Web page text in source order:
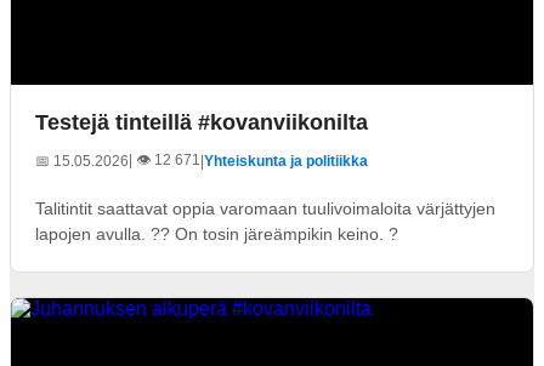
Testejä tinteillä #kovanviikonilta
📅 15.05.2026| 👁️ 12 671 Yhteiskunta ja politiikka
Talitintit saattavat oppia varomaan tuulivoimaloita värjättyjen
lapojen avulla. ?? On tosin järeämpikin keino. ?